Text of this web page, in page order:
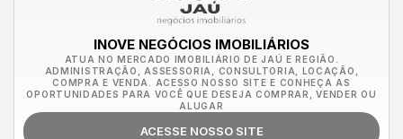
INOVE NEGÓCIOS IMOBILIÁRIOS
ATUA NO MERCADO IMOBILIÁRIO DE JAÚ E REGIÃO.
ADMINISTRAÇÃO, ASSESSORIA, CONSULTORIA, LOCAÇÃO,
COMPRA E VENDA. ACESSO NOSSO SITE E CONHEÇA AS
OPORTUNIDADES PARA VOCÊ QUE DESEJA COMPRAR, VENDER OU
ALUGAR
ACESSE NOSSO SITE